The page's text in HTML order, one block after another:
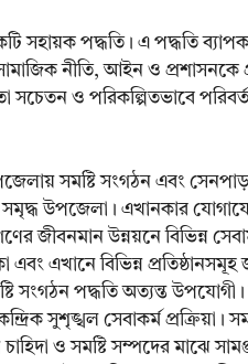
সহায়ক পদ্ধতি। এ পদ্ধতি
নীতি, আইন ও
সচেতন ও পরিকল্পিতভাবে
সমষ্টি সংগঠন এবং
উপজেলা। এখানকার
জীবনমান উন্নয়নে বিভিন্ন
এবং এখানে বিভিন্ন
সংগঠন পদ্ধতি অত্যন্ত
সুশৃঙ্খল সেবাকর্ম প্রক্রিয়া।
ও সমষ্টি সম্পদের মাঝে